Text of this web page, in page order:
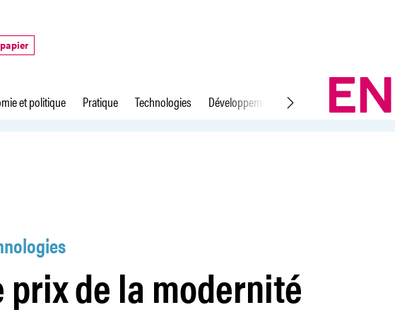
et politique Pratique Technologies Développement durable Droit du travail
prix de la modernité